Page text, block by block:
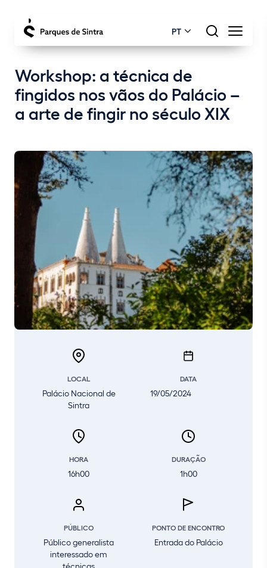
PT
Workshop: a técnica de
fingidos nos vãos do Palácio –
a arte de fingir no século XIX
LOCAL
Palácio Nacional de
Sintra
DATA
19/05/2024
HORA
16h00
DURAÇÃO
1h00
PÚBLICO
Público generalista
interessado em
técnicas
PONTO DE ENCONTRO
Entrada do Palácio